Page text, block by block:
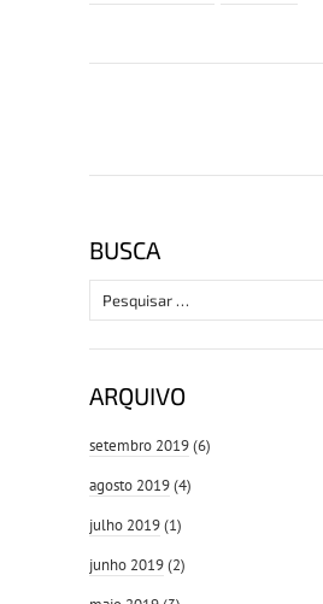
BUSCA
Pesquisar
por:
ARQUIVO
setembro 2019(6)
agosto 2019(4)
julho 2019(1)
junho 2019(2)